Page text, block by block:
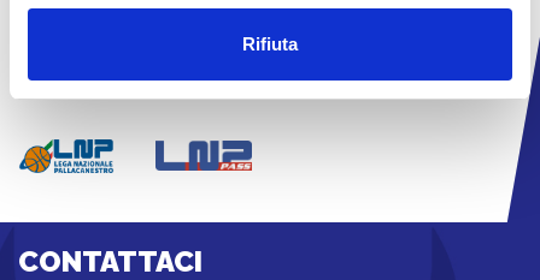
Rifiuta
GIOVANILI KING
SCHOOL CUP
CONTATTI
CONTATTACI